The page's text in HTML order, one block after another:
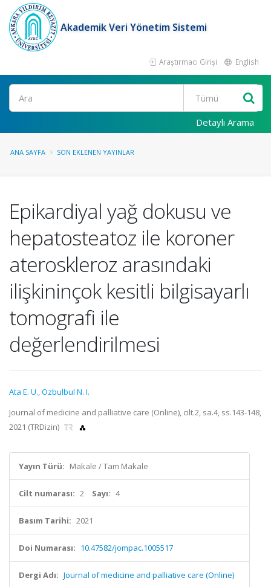
Akademik Veri Yönetim Sistemi
Araştırmacı Girişi English
Ara
Detaylı Arama
ANA SAYFA SON EKLENEN YAYINLAR
Epikardiyal yağ dokusu ve
hepatosteatoz ile koroner
ateroskleroz arasındaki
ilişkininçok kesitli bilgisayarlı
tomografi ile
değerlendirilmesi
Ata E. U.,Ozbulbul N. I.
Journal of medicine and palliative care (Online), cilt.2, sa.4, ss.143-148,
2021 (TRDizin)
Yayın Türü: Makale / Tam Makale
Cilt numarası: 2 Sayı: 4
Basım Tarihi: 2021
Doi Numarası: 10.47582/jompac.1005517
Dergi Adı: Journal of medicine and palliative care (Online)